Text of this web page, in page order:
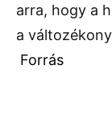
arra, hogy a
a
Forrás